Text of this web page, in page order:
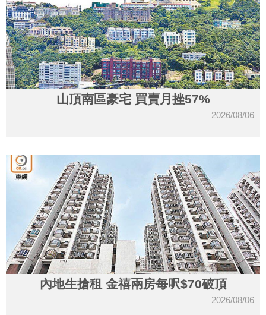
山頂南區豪宅 買賣月挫57%
2026/08/06
內地生搶租 金禧兩房每呎$70破頂
2026/08/06